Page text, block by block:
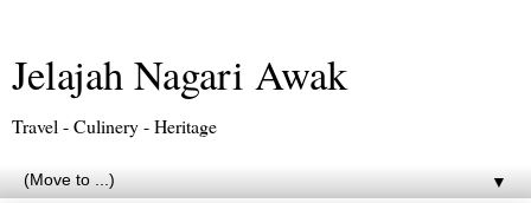
Jelajah Nagari Awak
Travel - Culinery - Heritage
▼